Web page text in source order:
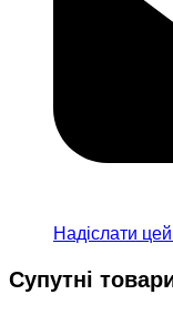
Надіслати
Супутні